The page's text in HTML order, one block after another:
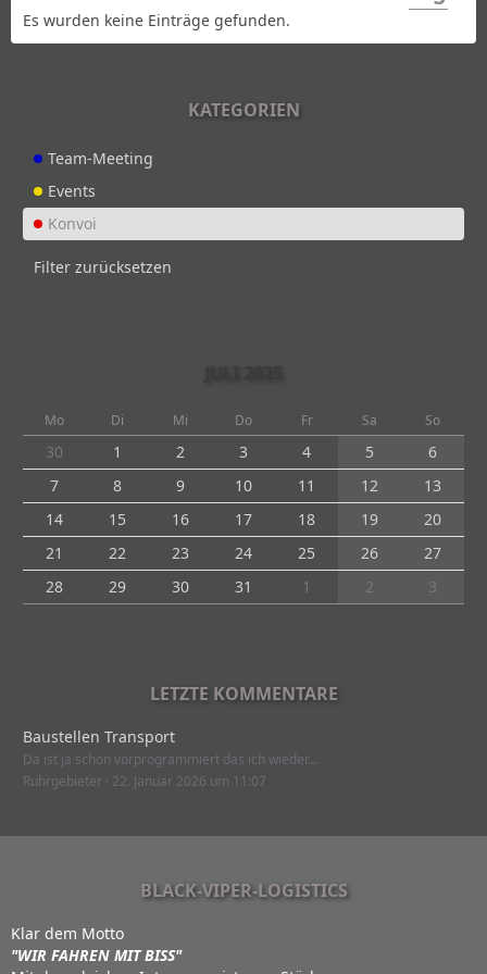
Es wurden keine Einträge gefunden.
KATEGORIEN
Team-Meeting
Events
Konvoi
Filter zurücksetzen
Mo Di Mi Do Fr Sa So
30 1 2 3 4 5
6
7
8 9 10 11 12
13
14
15 16 17 18 19
20
21
22 23 24 25 26
27
28
29 30 31 1 2 3
LETZTE KOMMENTARE
Baustellen Transport
Da ist ja schon vorprogrammiert das ich wieder…
Ruhrgebieter 22. Januar 2026 um 11:07
BLACK-VIPER-LOGISTICS
Klar dem Motto
"WIR FAHREN MIT BISS"